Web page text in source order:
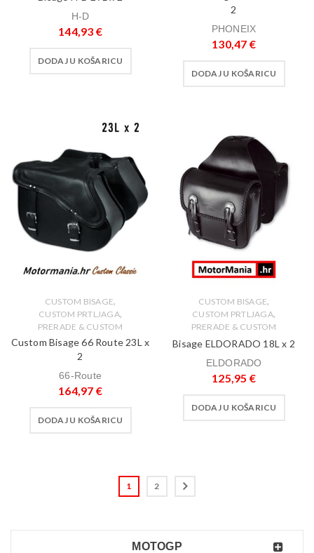
MOTOGP
H-D
144,93 €
DODAJ U KOŠARICU
2
PHONEIX
130,47 €
DODAJ U KOŠARICU
CUSTOM BISAGE,
CUSTOM PRTLJAGA,
PRERADE & CUSTOM
Custom Bisage 66 Route 23L x
2
66-Route
164,97 €
DODAJ U KOŠARICU
CUSTOM BISAGE,
CUSTOM PRTLJAGA,
PRERADE & CUSTOM
Bisage ELDORADO 18L x 2
ELDORADO
125,95 €
DODAJ U KOŠARICU
1 2